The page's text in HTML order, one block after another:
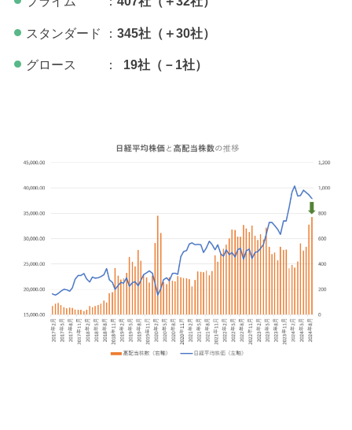
スタンダード ： 345社（＋30社）
グロース ： 19社（－1社）